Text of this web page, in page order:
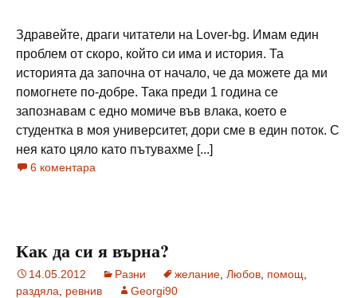
Здравейте, драги читатели на Lover-bg. Имам един
проблем от скоро, който си има и история. Та
историята да започна от начало, че да можете да ми
помогнете по-добре. Така преди 1 година се
запознавам с едно момиче във влака, което е
студентка в моя университет, дори сме в един поток. С
нея като цяло като пътувахме [...]
6 коментара
Как да си я върна?
14.05.2012 Разни желание Любов помощ
раздяла
ревнив Georgi90